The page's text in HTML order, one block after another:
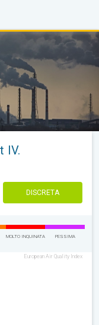
IV.
DISCRETA
MOLTO INQUINATA PESSIMA
European Air Quality Index